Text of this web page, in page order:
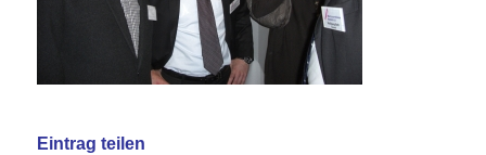
Eintrag teilen